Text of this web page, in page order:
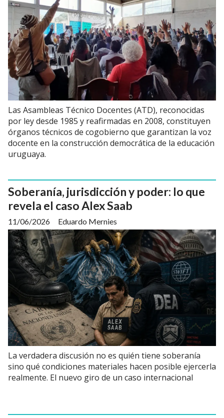
Las Asambleas Técnico Docentes (ATD), reconocidas
por ley desde 1985 y reafirmadas en 2008, constituyen
órganos técnicos de cogobierno que garantizan la voz
docente en la construcción democrática de la educación
uruguaya.
Soberanía, jurisdicción y poder: lo que
revela el caso Alex Saab
Eduardo Mernies
11/06/2026
La verdadera discusión no es quién tiene soberanía
sino qué condiciones materiales hacen posible ejercerla
realmente. El nuevo giro de un caso internacional